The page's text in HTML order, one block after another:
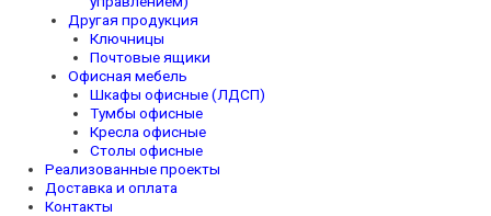
Другая продукция
Ключницы
Почтовые ящики
Офисная мебель
Шкафы офисные (ЛДСП)
Тумбы офисные
Кресла офисные
Столы офисные
Реализованные проекты
Доставка и оплата
Контакты